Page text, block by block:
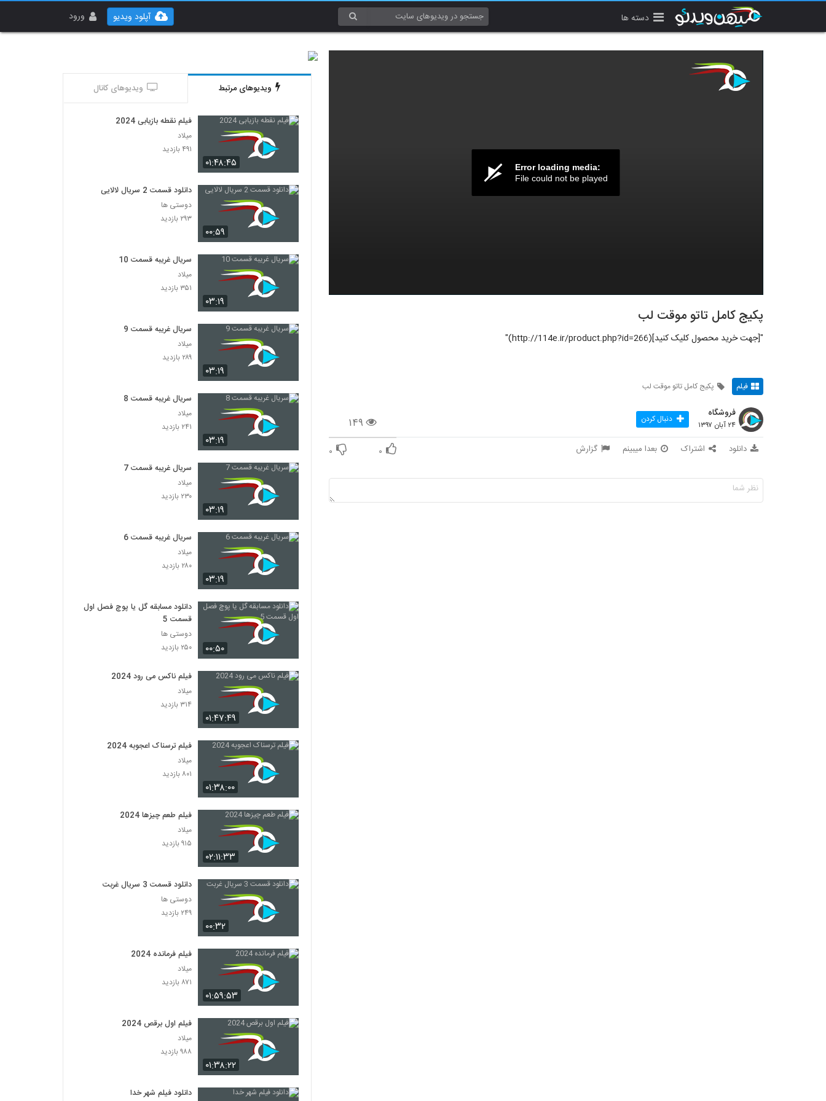
دسته ها ورود آپلود ویدیو
Error loading media:
File could not be played
پکیج کامل تاتو موقت لب
"[جهت خرید محصول کلیک کنید](http://114e.ir/product.php?id=266)"
فیلم پکیج کامل تاتو موقت لب
۱۴۹
فروشگاه
۲۴ آبان ۱۳۹۷ دنبال کردن
دانلود اشتراک بعدا میبینم گزارش ۰ ۰
ویدیوهای مرتبط ویدیوهای کانال
۰۱:۴۸:۴۵
فیلم نقطه بازیابی 2024
میلاد
۴۹۱ بازدید
۰۰:۵۹
دانلود قسمت 2 سریال لالایی
دوستی ها
۲۹۳ بازدید
۰۳:۱۹
سریال غریبه قسمت 10
میلاد
۳۵۱ بازدید
۰۳:۱۹
سریال غریبه قسمت 9
میلاد
۲۸۹ بازدید
۰۳:۱۹
سریال غریبه قسمت 8
میلاد
۲۴۱ بازدید
۰۳:۱۹
سریال غریبه قسمت 7
میلاد
۲۳۰ بازدید
۰۳:۱۹
سریال غریبه قسمت 6
میلاد
۲۸۰ بازدید
۰۰:۵۰
دانلود مسابقه گل یا پوچ فصل اول
قسمت 5
دوستی ها
۲۵۰ بازدید
۰۱:۴۷:۴۹
فیلم ناکس می رود 2024
میلاد
۳۱۴ بازدید
۰۱:۳۸:۰۰
فیلم ترسناک اعجوبه 2024
میلاد
۸۰۱ بازدید
۰۲:۱۱:۳۳
فیلم طعم چیزها 2024
میلاد
۹۱۵ بازدید
۰۰:۳۲
دانلود قسمت 3 سریال غربت
دوستی ها
۲۴۹ بازدید
۰۱:۵۹:۵۳
فیلم فرمانده 2024
میلاد
۸۷۱ بازدید
۰۱:۳۸:۲۲
فیلم اول برقص 2024
میلاد
۹۸۸ بازدید
دانلود فیلم شهر خدا